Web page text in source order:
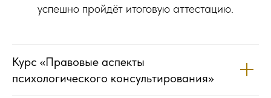
успешно пройдёт итоговую аттестацию.
Курс «Правовые аспекты
психологического консультирования»